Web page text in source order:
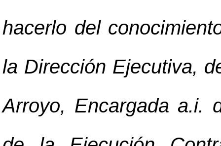
hacerlo del
la Dirección Ejecutiva,
Arroyo, Encargada a.i.